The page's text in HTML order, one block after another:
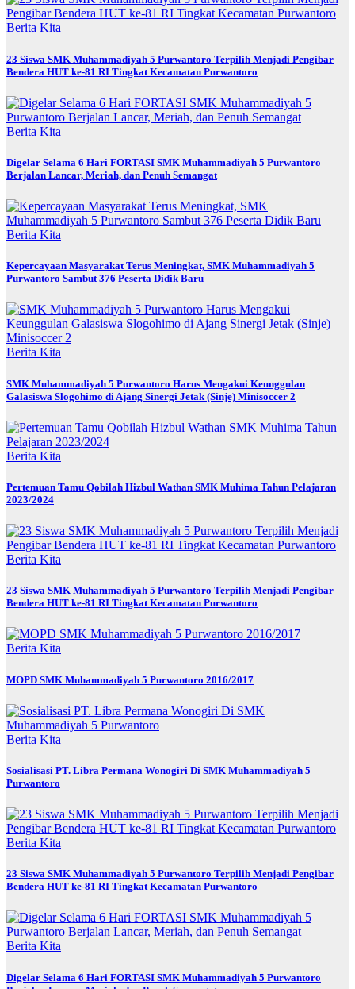
Berita Kita
23 Siswa SMK Muhammadiyah 5 Purwantoro Terpilih Menjadi Pengibar
Bendera HUT ke-81 RI Tingkat Kecamatan Purwantoro
Berita Kita
Digelar Selama 6 Hari FORTASI SMK Muhammadiyah 5 Purwantoro
Berjalan Lancar, Meriah, dan Penuh Semangat
Berita Kita
Kepercayaan Masyarakat Terus Meningkat, SMK Muhammadiyah 5
Purwantoro Sambut 376 Peserta Didik Baru
Berita Kita
SMK Muhammadiyah 5 Purwantoro Harus Mengakui Keunggulan
Galasiswa Slogohimo di Ajang Sinergi Jetak (Sinje) Minisoccer 2
Berita Kita
Pertemuan Tamu Qobilah Hizbul Wathan SMK Muhima Tahun Pelajaran
2023/2024
Berita Kita
23 Siswa SMK Muhammadiyah 5 Purwantoro Terpilih Menjadi Pengibar
Bendera HUT ke-81 RI Tingkat Kecamatan Purwantoro
Berita Kita
MOPD SMK Muhammadiyah 5 Purwantoro 2016/2017
Berita Kita
Sosialisasi PT. Libra Permana Wonogiri Di SMK Muhammadiyah 5
Purwantoro
Berita Kita
23 Siswa SMK Muhammadiyah 5 Purwantoro Terpilih Menjadi Pengibar
Bendera HUT ke-81 RI Tingkat Kecamatan Purwantoro
Berita Kita
Digelar Selama 6 Hari FORTASI SMK Muhammadiyah 5 Purwantoro